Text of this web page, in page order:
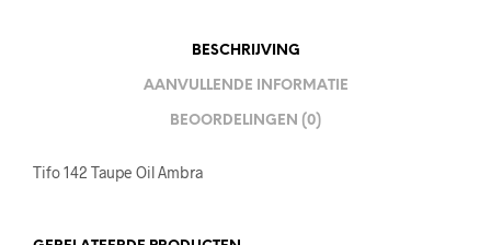
BESCHRIJVING
AANVULLENDE INFORMATIE
BEOORDELINGEN (0)
Tifo 142 Taupe Oil Ambra